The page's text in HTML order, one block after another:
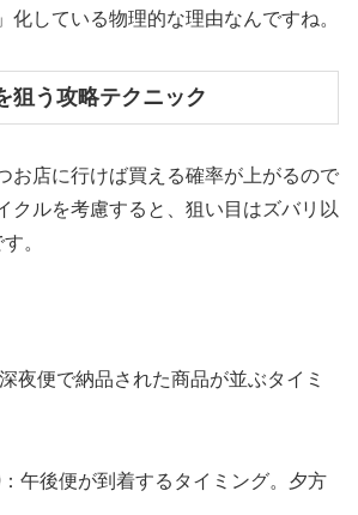
化している物理的な理由なんですね。
狙う攻略テクニック
お店に行けば買える確率が上がるので
クルを考慮すると、狙い目はズバリ以
。
深夜便で納品された商品が並ぶタイミ
：午後便が到着するタイミング。夕方